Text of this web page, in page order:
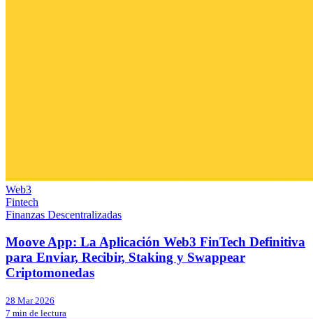
Web3
Fintech
Finanzas Descentralizadas
Moove App: La Aplicación Web3 FinTech Definitiva
para Enviar, Recibir, Staking y Swappear
Criptomonedas
28 Mar 2026
7 min de lectura